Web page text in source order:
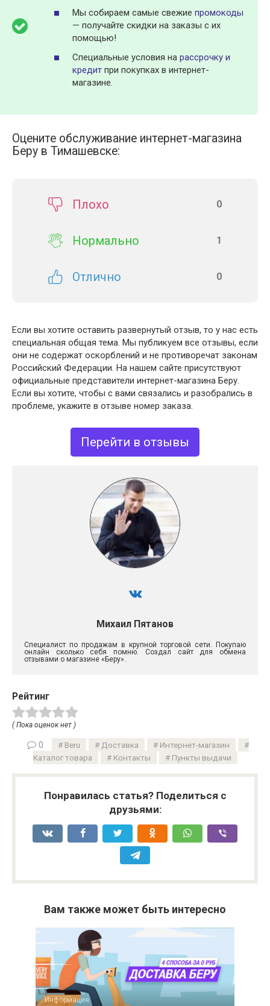
Мы собираем самые свежие промокоды
— получайте скидки на заказы с их
помощью!
Специальные условия на рассрочку и
кредит при покупках в интернет-
магазине.
Оцените обслуживание интернет-магазина
Беру в Тимашевске:
Плохо 0
Нормально 1
Отлично 0
Если вы хотите оставить развернутый отзыв, то у нас есть
специальная общая тема. Мы публикуем все отзывы, если
они не содержат оскорблений и не противоречат законам
Российский Федерации. На нашем сайте присутствуют
официальные представители интернет-магазина Беру.
Если вы хотите, чтобы с вами связались и разобрались в
проблеме, укажите в отзыве номер заказа.
Перейти в отзывы
Михаил Пятанов
Специалист по продажам в крупной торговой сети. Покупаю
онлайн сколько себя помню. Создал сайт для обмена
отзывами о магазине «Беру».
Рейтинг
( Пока оценок нет )
0 Beru Доставка
Интернет-магазин
Каталог товара
Контакты Пункты выдачи
Понравилась статья? Поделиться с
друзьями:
Вам также может быть интересно
Информация